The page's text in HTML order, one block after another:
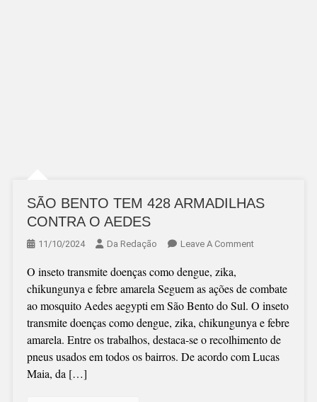
SÃO BENTO TEM 428 ARMADILHAS
CONTRA O AEDES
11/10/2024 Da Redação Leave A CommentOn
TEM
428
ARMADILHAS
CONTRA
O
O inseto transmite doenças como dengue, zika,
chikungunya e febre amarela Seguem as ações de combate
ao mosquito Aedes aegypti em São Bento do Sul. O inseto
transmite doenças como dengue, zika, chikungunya e febre
amarela. Entre os trabalhos, destaca-se o recolhimento de
pneus usados em todos os bairros. De acordo com Lucas
Maia, da […]